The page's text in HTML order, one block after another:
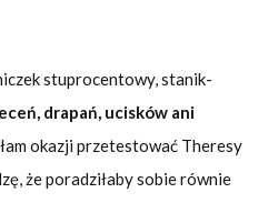
stuprocentowy, stanik-
drapań, ucisków ani
okazji przetestować Theresy
że poradziłaby sobie równie